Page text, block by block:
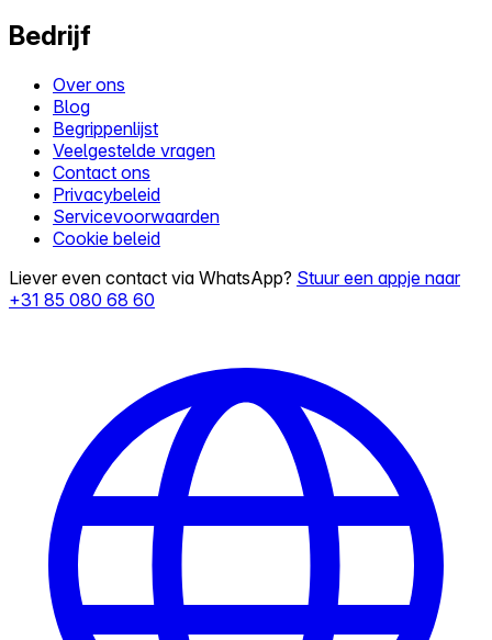
Bedrijf
Over ons
Blog
Begrippenlijst
Veelgestelde vragen
Contact ons
Privacybeleid
Servicevoorwaarden
Cookie beleid
Liever even contact via WhatsApp? Stuur een appje naar
+31 85 080 68 60